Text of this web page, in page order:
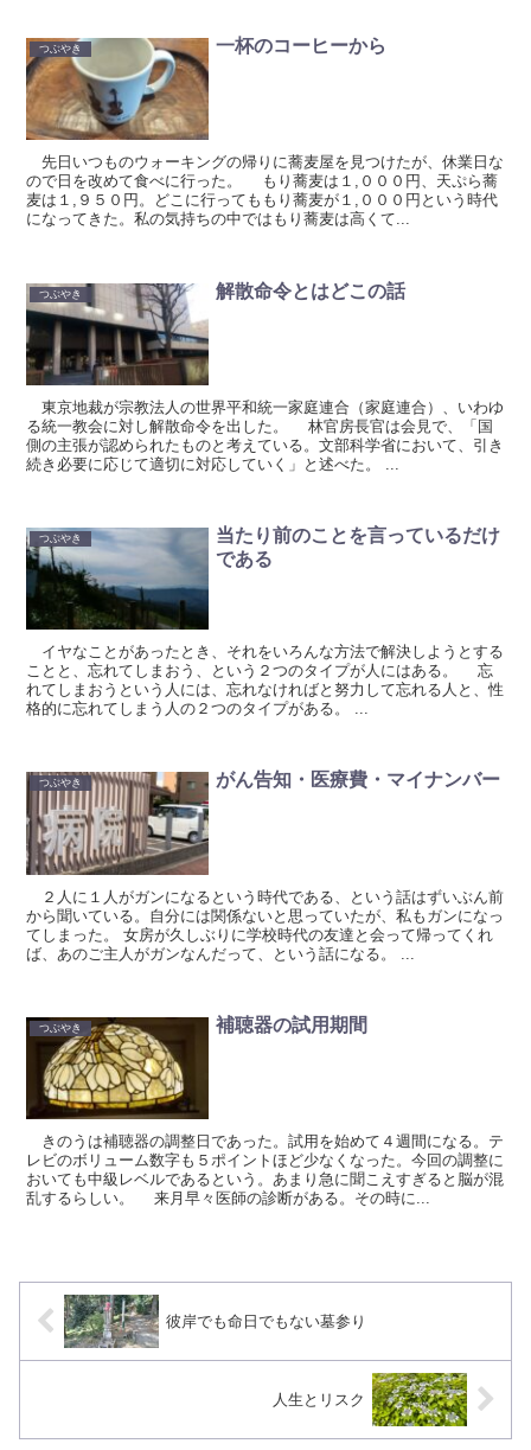
つぶやき 一杯のコーヒーから
先日いつものウォーキングの帰りに蕎麦屋を見つけたが、休業日な
ので日を改めて食べに行った。 もり蕎麦は１,０００円、天ぷら蕎
麦は１,９５０円。どこに行ってももり蕎麦が１,０００円という時代
になってきた。私の気持ちの中ではもり蕎麦は高くて...
つぶやき 解散命令とはどこの話
東京地裁が宗教法人の世界平和統一家庭連合（家庭連合）、いわゆ
る統一教会に対し解散命令を出した。 林官房長官は会見で、「国
側の主張が認められたものと考えている。文部科学省において、引き
続き必要に応じて適切に対応していく」と述べた。 ...
つぶやき
当たり前のことを言っているだけ
である
イヤなことがあったとき、それをいろんな方法で解決しようとする
ことと、忘れてしまおう、という２つのタイプが人にはある。 忘
れてしまおうという人には、忘れなければと努力して忘れる人と、性
格的に忘れてしまう人の２つのタイプがある。 ...
つぶやき がん告知・医療費・マイナンバー
２人に１人がガンになるという時代である、という話はずいぶん前
から聞いている。自分には関係ないと思っていたが、私もガンになっ
てしまった。 女房が久しぶりに学校時代の友達と会って帰ってくれ
ば、あのご主人がガンなんだって、という話になる。 ...
つぶやき 補聴器の試用期間
きのうは補聴器の調整日であった。試用を始めて４週間になる。テ
レビのボリューム数字も５ポイントほど少なくなった。今回の調整に
おいても中級レベルであるという。あまり急に聞こえすぎると脳が混
乱するらしい。 来月早々医師の診断がある。その時に...
彼岸でも命日でもない墓参り
人生とリスク